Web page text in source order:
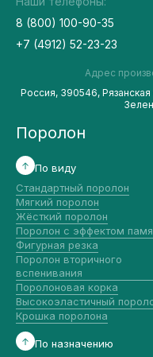
8 (800) 100-90-35
+7 (4912) 52-23-23
Адрес
Россия, 390546,
Поролон
По виду
Стандартный поролон
Мягкий поролон
Жёсткий поролон
Поролон с эффектом
Фигурная резка
Поролон вторичного
вспенивания
Поролоновая корка
Высокоэластичный
Крошка поролона
По назначению